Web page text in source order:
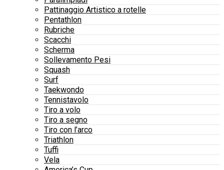
Pattinaggio Artistico a rotelle
Pentathlon
Rubriche
Scacchi
Scherma
Sollevamento Pesi
Squash
Surf
Taekwondo
Tennistavolo
Tiro a volo
Tiro a segno
Tiro con l’arco
Triathlon
Tuffi
Vela